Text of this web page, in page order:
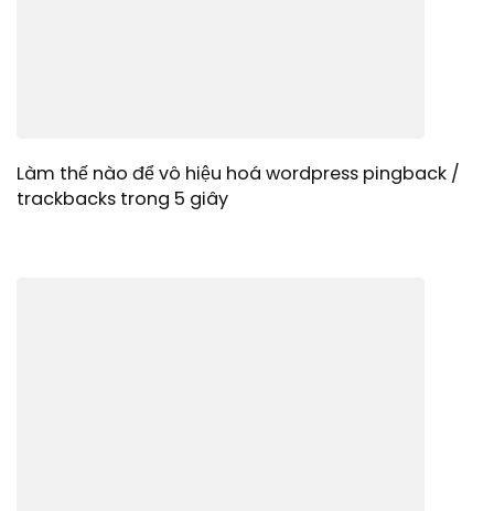
Làm thế nào để vô hiệu hoá wordpress pingback /
trackbacks trong 5 giây